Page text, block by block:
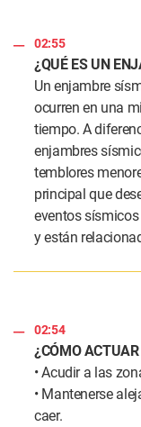
02:55
¿QUÉ ES UN
Un enjambre
ocurren en una
tiempo. A
enjambres
temblores
principal que
eventos
y están
02:54
¿CÓMO
• Acudir a las
• Mantenerse
caer.